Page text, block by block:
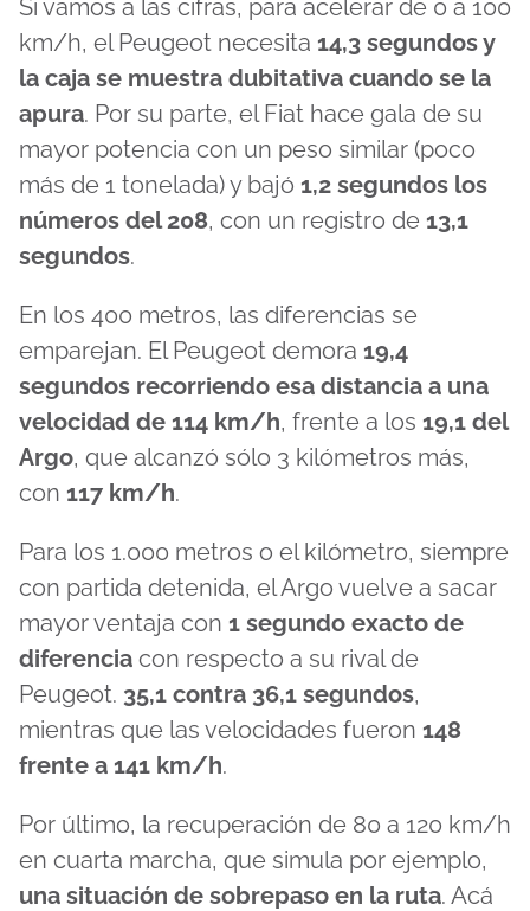
Si vamos a las cifras, para acelerar de 0 a 100
km/h, el Peugeot necesita 14,3 segundos y
la caja se muestra dubitativa cuando se la
apura. Por su parte, el Fiat hace gala de su
mayor potencia con un peso similar (poco
más de 1 tonelada) y bajó 1,2 segundos los
números del 208, con un registro de 13,1
segundos.
En los 400 metros, las diferencias se
emparejan. El Peugeot demora 19,4
segundos recorriendo esa distancia a una
velocidad de 114 km/h, frente a los 19,1 del
Argo, que alcanzó sólo 3 kilómetros más,
con 117 km/h.
Para los 1.000 metros o el kilómetro, siempre
con partida detenida, el Argo vuelve a sacar
mayor ventaja con 1 segundo exacto de
diferencia con respecto a su rival de
Peugeot. 35,1 contra 36,1 segundos,
mientras que las velocidades fueron 148
frente a 141 km/h.
Por último, la recuperación de 80 a 120 km/h
en cuarta marcha, que simula por ejemplo,
una situación de sobrepaso en la ruta. Acá